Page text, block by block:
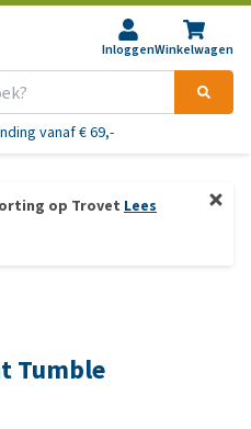
InloggenWinkelwagen
vanaf € 69,-
op Trovet Lees
Tumble